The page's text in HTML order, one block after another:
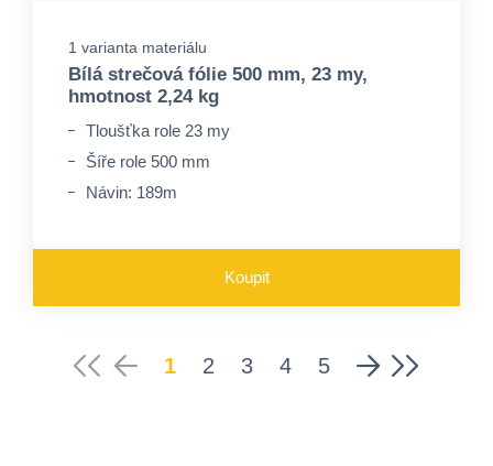
1 varianta materiálu
Bílá strečová fólie 500 mm, 23 my,
hmotnost 2,24 kg
Tloušťka role 23 my
Šíře role 500 mm
Návin: 189m
Koupit
1 2 3 4 5